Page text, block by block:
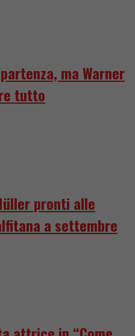
ma Warner
tutto
pronti alle
a settembre